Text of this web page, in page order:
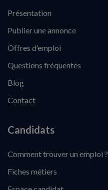
Présentation
Publier une annonce
Offres d’emploi
Questions fréquentes
Blog
Contact
Candidats
Comment trouver un emploi ?
Fiches métiers